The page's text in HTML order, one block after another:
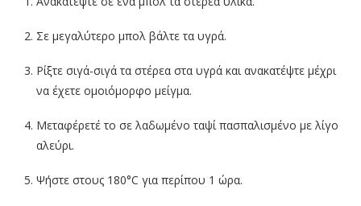
Σε μεγαλύτερο μπολ βάλτε τα υγρά.
Ρίξτε σιγά-σιγά τα στέρεα στα υγρά και ανακατέψτε μέχρι
να έχετε ομοιόμορφο μείγμα.
Μεταφέρετέ το σε λαδωμένο ταψί πασπαλισμένο με λίγο
αλεύρι.
Ψήστε στους 180°C για περίπου 1 ώρα.